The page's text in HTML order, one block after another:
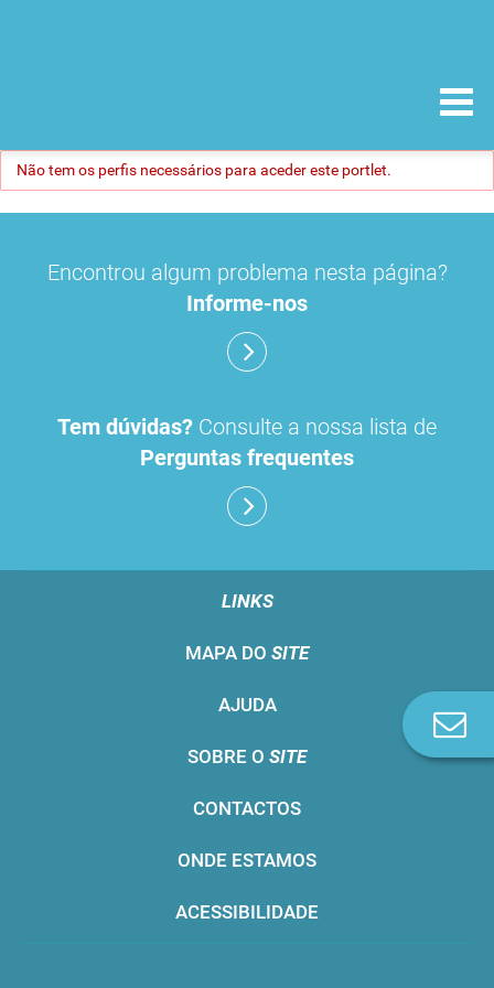
Não tem os perfis necessários para aceder este portlet.
Encontrou algum problema nesta página?
Informe-nos
Tem dúvidas? Consulte a nossa lista de
Perguntas frequentes
LINKS
MAPA DO SITE
AJUDA
SOBRE O SITE
CONTACTOS
ONDE ESTAMOS
ACESSIBILIDADE